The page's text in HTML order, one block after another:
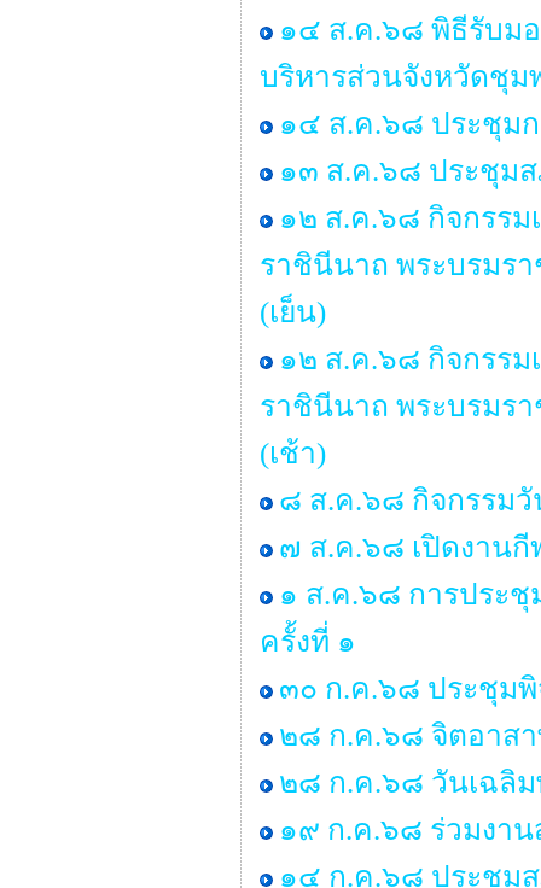
๑๔ ส.ค.๖๘ พิธีรับม
บริหารส่วนจังหวัดชุม
๑๔ ส.ค.๖๘ ประชุม
๑๓ ส.ค.๖๘ ประชุม
๑๒ ส.ค.๖๘ กิจกรรม
ราชินีนาถ พระบรมร
(เย็น)
๑๒ ส.ค.๖๘ กิจกรรม
ราชินีนาถ พระบรมร
(เช้า)
๘ ส.ค.๖๘ กิจกรรม
๗ ส.ค.๖๘ เปิดงานกี
๑ ส.ค.๖๘ การประ
ครั้งที่ ๑
๓๐ ก.ค.๖๘ ประชุม
๒๘ ก.ค.๖๘ จิตอาส
๒๘ ก.ค.๖๘ วันเฉลิม
๑๙ ก.ค.๖๘ ร่วมงา
๑๔ ก.ค.๖๘ ประชุม